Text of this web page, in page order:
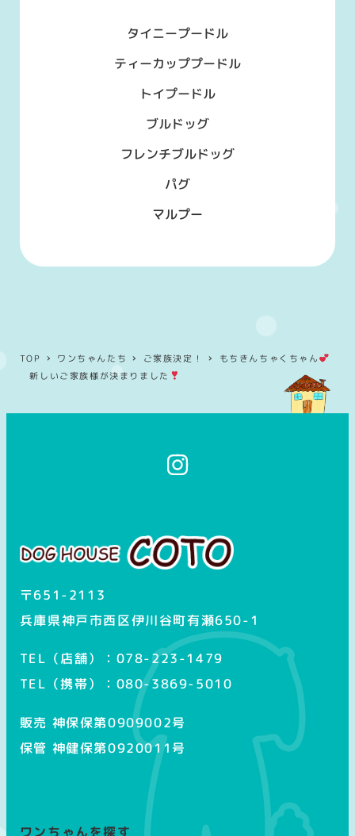
タイニープードル
ティーカッププードル
トイプードル
ブルドッグ
フレンチブルドッグ
パグ
マルプー
TOP ワンちゃんたち ご家族決定！
もちきんちゃくちゃん
新しいご家族様が決まりました
ム
〒651-2113
兵庫県神戸市西区伊川谷町有瀬650-1
TEL（店舗）：078-223-1479
TEL（携帯）：080-3869-5010
販売 神保保第0909002号
保管 神健保第0920011号
ワンちゃんを探す